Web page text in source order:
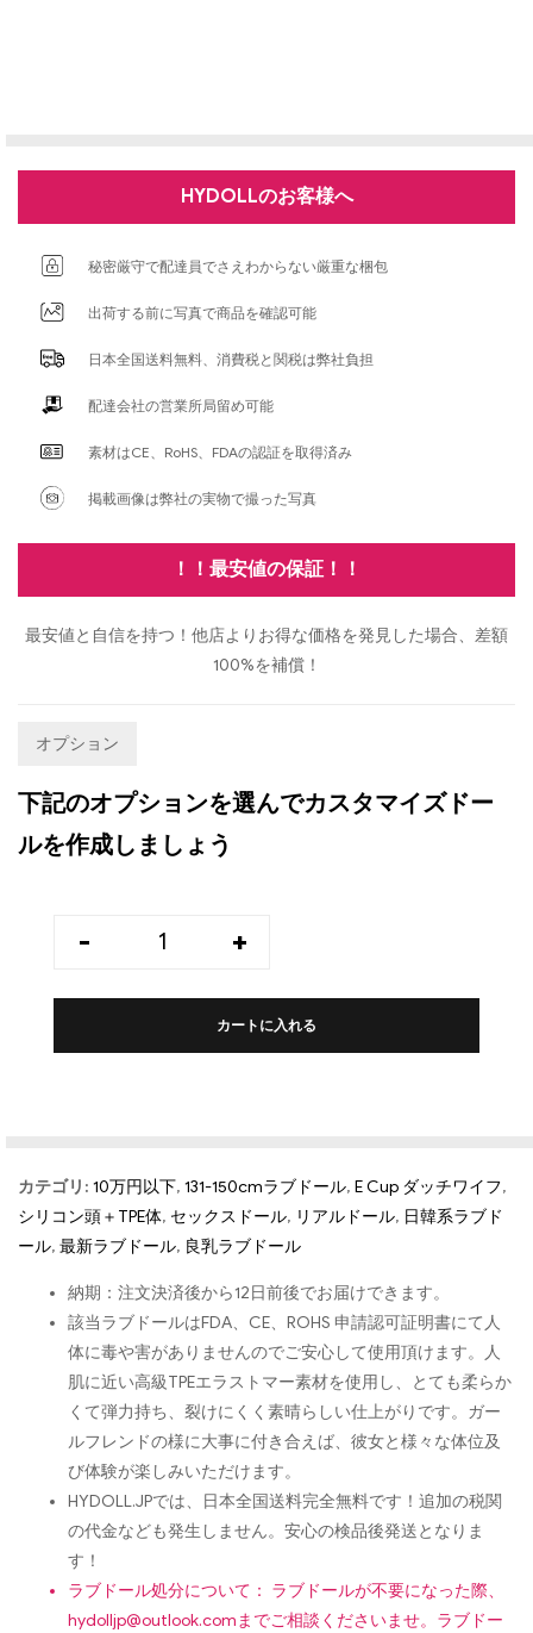
HYDOLLのお客様へ
秘密厳守で配達員でさえわからない厳重な梱包
出荷する前に写真で商品を確認可能
日本全国送料無料、消費税と関税は弊社負担
配達会社の営業所局留め可能
素材はCE、RoHS、FDAの認証を取得済み
掲載画像は弊社の実物で撮った写真
！！最安値の保証！！
最安値と自信を持つ！他店よりお得な価格を発見した場合、差額
100%を補償！
オプション
下記のオプションを選んでカスタマイズドー
ルを作成しましょう
- +
カートに入れる
カテゴリ: 10万円以下, 131-150cmラブドール, E Cup ダッチワイフ,
シリコン頭＋TPE体, セックスドール, リアルドール, 日韓系ラブド
ール, 最新ラブドール, 良乳ラブドール
納期：注文決済後から12日前後でお届けできます。
該当ラブドールはFDA、CE、ROHS 申請認可証明書にて人
体に毒や害がありませんのでご安心して使用頂けます。人
肌に近い高級TPEエラストマー素材を使用し、とても柔らか
くて弾力持ち、裂けにくく素晴らしい仕上がりです。ガー
ルフレンドの様に大事に付き合えば、彼女と様々な体位及
び体験が楽しみいただけます。
HYDOLL.JPでは、日本全国送料完全無料です！追加の税関
の代金なども発生しません。安心の検品後発送となりま
す！
ラブドール処分について： ラブドールが不要になった際、
hydolljp@outlook.comまでご相談くださいませ。ラブドー